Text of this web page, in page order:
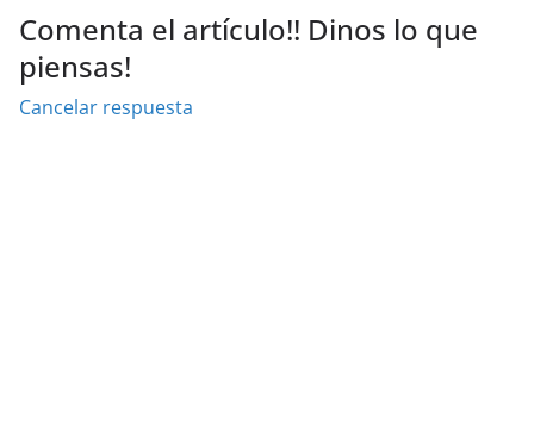
Comenta el artículo!! Dinos lo que
piensas!
Cancelar respuesta